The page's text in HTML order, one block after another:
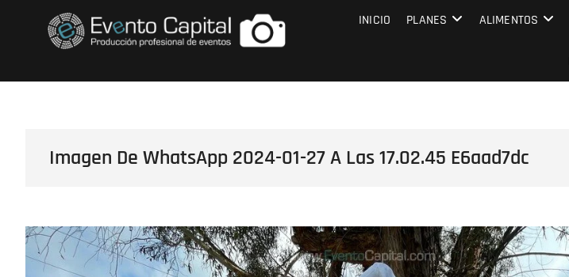
FOTOS GRUPO EMPRESARIAL EVENTO CAPITAL
INICIO PLANES ALIMENTOS
Imagen De WhatsApp 2024-01-27 A Las 17.02.45 E6aad7dc